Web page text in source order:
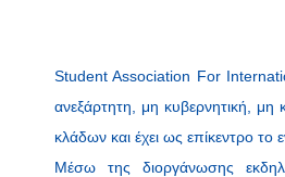
Student Association For
ανεξάρτητη, μη κυβερνητική,
κλάδων και έχει ως επίκεντρο το
Μέσω της διοργάνωσης